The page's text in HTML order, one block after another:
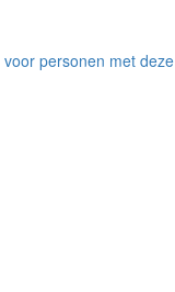
personen met deze